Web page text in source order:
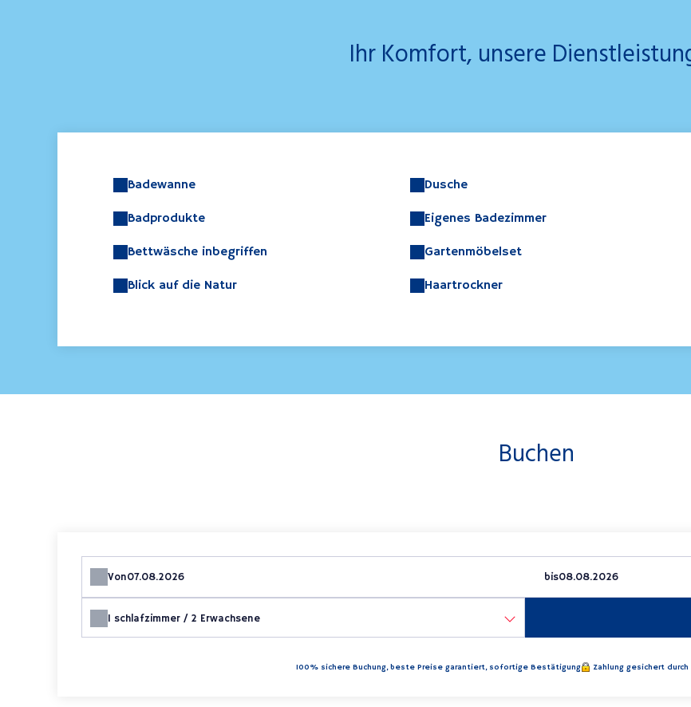
Ihr Komfort, unsere
Badewanne
Badprodukte
Bettwäsche inbegriffen
Blick auf die Natur
Dusche
Eigenes Badezimmer
Gartenmöbelset
Haartrockner
Buchen
Von bis
1 schlafzimmer / 2 Erwachsene
100% sichere Buchung, beste Preise garantiert, sofortige Bestätigung Zahlung gesichert durch